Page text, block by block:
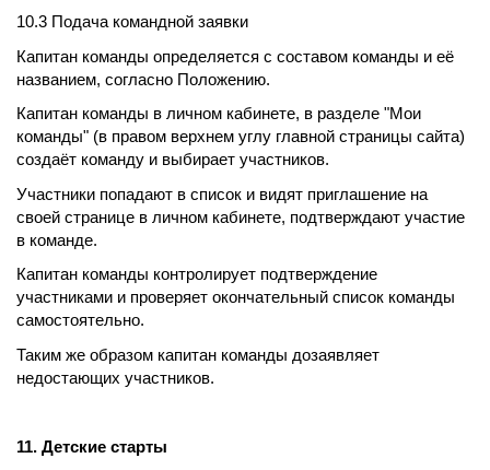
10.3 Подача командной заявки
Капитан команды определяется с составом команды и её
названием, согласно Положению.
Капитан команды в личном кабинете, в разделе "Мои
команды" (в правом верхнем углу главной страницы сайта)
создаёт команду и выбирает участников.
Участники попадают в список и видят приглашение на
своей странице в личном кабинете, подтверждают участие
в команде.
Капитан команды контролирует подтверждение
участниками и проверяет окончательный список команды
самостоятельно.
Таким же образом капитан команды дозаявляет
недостающих участников.
11. Детские старты